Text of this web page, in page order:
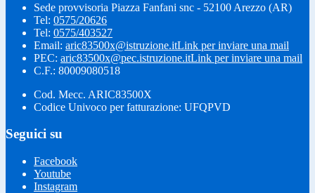
Sede provvisoria Piazza Fanfani snc - 52100 Arezzo (AR)
Tel: 0575/20626
Tel: 0575/403527
Email: aric83500x@istruzione.itLink per inviare una mail
PEC: aric83500x@pec.istruzione.itLink per inviare una mail
C.F.: 80009080518
Cod. Mecc. ARIC83500X
Codice Univoco per fatturazione: UFQPVD
Seguici su
Facebook
Youtube
Instagram